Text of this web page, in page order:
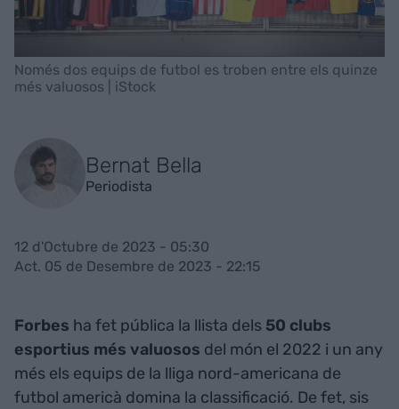
Només dos equips de futbol es troben entre els quinze
més valuosos | iStock
Bernat Bella
Periodista
12 d'Octubre de 2023 - 05:30
Act. 05 de Desembre de 2023 - 22:15
Forbes ha fet pública la llista dels 50 clubs
esportius més valuosos del món el 2022 i un any
més els equips de la lliga nord-americana de
futbol americà domina la classificació. De fet, sis